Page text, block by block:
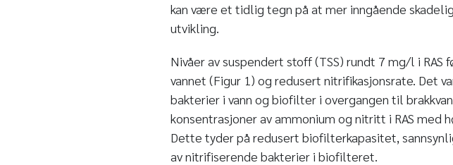
kan være et tidlig tegn på at mer inngående
utvikling.
Nivåer av suspendert stoff (TSS) rundt 7 mg/l i
vannet (Figur 1) og redusert nitrifikasjonsrate. Det
bakterier i vann og biofilter i overgangen til
konsentrasjoner av ammonium og nitritt i RAS med
Dette tyder på redusert biofilterkapasitet,
av nitrifiserende bakterier i biofilteret.